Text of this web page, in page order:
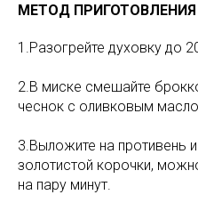
МЕТОД ПРИГОТОВЛЕНИЯ
1.Разогрейте духовку до
2.В миске смешайте
чеснок с оливковым
3.Выложите на противень
золотистой корочки,
на пару минут.